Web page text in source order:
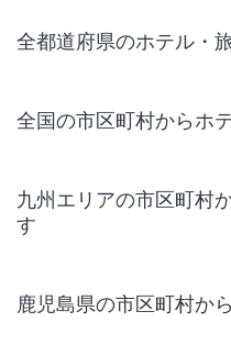
全都道府県のホテル・
全国の市区町村からホ
九州エリアの市区町村
す
鹿児島県の市区町村か